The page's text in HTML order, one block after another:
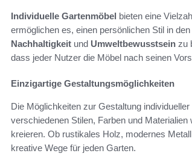
Individuelle Gartenmöbel bieten eine
ermöglichen es, einen persönlichen Stil in
Nachhaltigkeit und Umweltbewusstsein zu
dass jeder Nutzer die Möbel nach seinen
Einzigartige Gestaltungsmöglichkeiten
Die Möglichkeiten zur Gestaltung
verschiedenen Stilen, Farben und Materialien
kreieren. Ob rustikales Holz, modernes
kreative Wege für jeden Garten.